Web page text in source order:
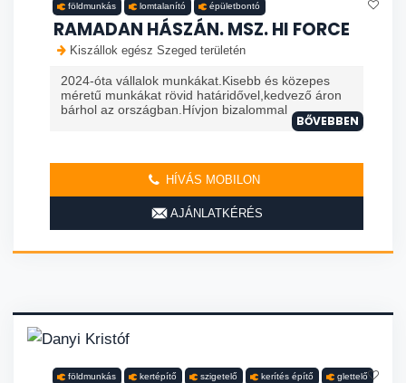
földmunkás lomtalanító épületbontó
RAMADAN HÁSZÁN. MSZ. HI FORCE
Kiszállok egész Szeged területén
2024-óta vállalok munkákat.Kisebb és közepes
méretű munkákat rövid határidővel,kedvező áron
bárhol az országban.Hívjon bizalommal
BŐVEBBEN
HÍVÁS MOBILON
AJÁNLATKÉRÉS
földmunkás kertépítő szigetelő kerítés építő glettelő